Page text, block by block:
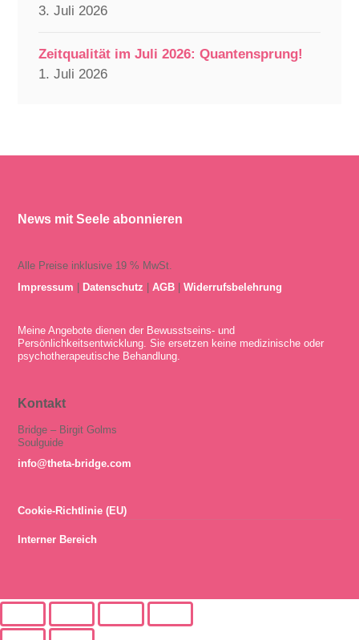
3. Juli 2026
Zeitqualität im Juli 2026: Quantensprung!
1. Juli 2026
News mit Seele abonnieren
Alle Preise inklusive 19 % MwSt.
Impressum | Datenschutz |AGB |Widerrufsbelehrung
Meine Angebote dienen der Bewusstseins- und
Persönlichkeitsentwicklung. Sie ersetzen keine medizinische oder
psychotherapeutische Behandlung.
Kontakt
Bridge – Birgit Golms
Soulguide
info@theta-bridge.com
Cookie-Richtlinie (EU)
Interner Bereich